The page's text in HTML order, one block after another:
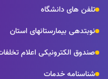
تلفن های دانشگاه
نوبتدهی بیمارستانهای استان
صندوق الکترونیکی اعلام
شناسنامه خدمات